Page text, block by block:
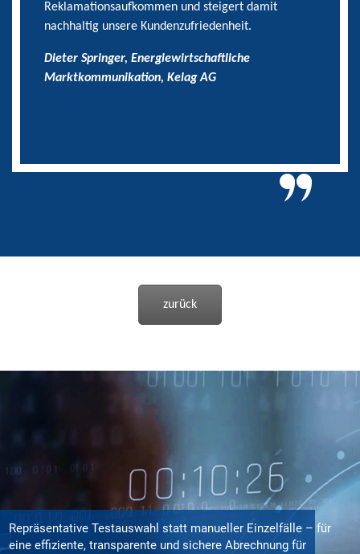
Reklamationsaufkommen und steigert damit
nachhaltig unsere Kundenzufriedenheit.
Dieter Springer, Energiewirtschaftliche
Marktkommunikation, Kelag AG
zurück
Repräsentative Testauswahl statt manueller Einzelfälle – für
eine effiziente, transparente und sichere Abrechnung für